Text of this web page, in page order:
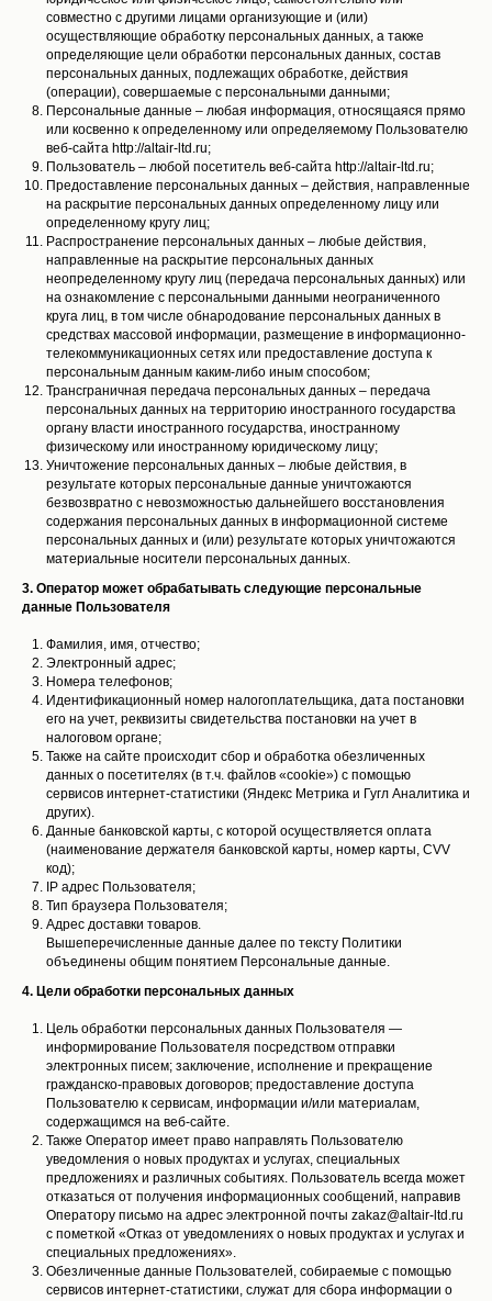
совместно с другими лицами организующие и (или)
осуществляющие обработку персональных данных, а также
определяющие цели обработки персональных данных, состав
персональных данных, подлежащих обработке, действия
(операции), совершаемые с персональными данными;
Персональные данные – любая информация, относящаяся прямо
или косвенно к определенному или определяемому Пользователю
веб-сайта http://altair-ltd.ru;
Пользователь – любой посетитель веб-сайта http://altair-ltd.ru;
Предоставление персональных данных – действия, направленные
на раскрытие персональных данных определенному лицу или
определенному кругу лиц;
Распространение персональных данных – любые действия,
направленные на раскрытие персональных данных
неопределенному кругу лиц (передача персональных данных) или
на ознакомление с персональными данными неограниченного
круга лиц, в том числе обнародование персональных данных в
средствах массовой информации, размещение в информационно-
телекоммуникационных сетях или предоставление доступа к
персональным данным каким-либо иным способом;
Трансграничная передача персональных данных – передача
персональных данных на территорию иностранного государства
органу власти иностранного государства, иностранному
физическому или иностранному юридическому лицу;
Уничтожение персональных данных – любые действия, в
результате которых персональные данные уничтожаются
безвозвратно с невозможностью дальнейшего восстановления
содержания персональных данных в информационной системе
персональных данных и (или) результате которых уничтожаются
материальные носители персональных данных.
3. Оператор может обрабатывать следующие персональные
данные Пользователя
Фамилия, имя, отчество;
Электронный адрес;
Номера телефонов;
Идентификационный номер налогоплательщика, дата постановки
его на учет, реквизиты свидетельства постановки на учет в
налоговом органе;
Также на сайте происходит сбор и обработка обезличенных
данных о посетителях (в т.ч. файлов «cookie») с помощью
сервисов интернет-статистики (Яндекс Метрика и Гугл Аналитика и
других).
Данные банковской карты, с которой осуществляется оплата
(наименование держателя банковской карты, номер карты, CVV
код);
IP адрес Пользователя;
Тип браузера Пользователя;
Адрес доставки товаров.
Вышеперечисленные данные далее по тексту Политики
объединены общим понятием Персональные данные.
4. Цели обработки персональных данных
Цель обработки персональных данных Пользователя —
информирование Пользователя посредством отправки
электронных писем; заключение, исполнение и прекращение
гражданско-правовых договоров; предоставление доступа
Пользователю к сервисам, информации и/или материалам,
содержащимся на веб-сайте.
Также Оператор имеет право направлять Пользователю
уведомления о новых продуктах и услугах, специальных
предложениях и различных событиях. Пользователь всегда может
отказаться от получения информационных сообщений, направив
Оператору письмо на адрес электронной почты zakaz@altair-ltd.ru
с пометкой «Отказ от уведомлениях о новых продуктах и услугах и
специальных предложениях».
Обезличенные данные Пользователей, собираемые с помощью
сервисов интернет-статистики, служат для сбора информации о